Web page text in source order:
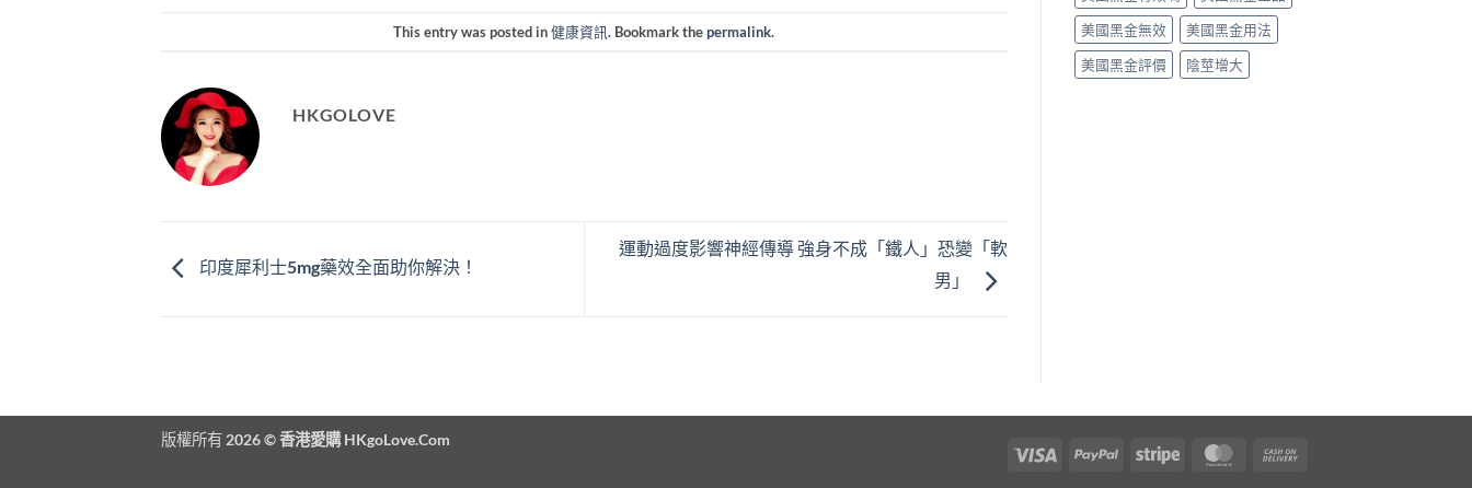
This entry was posted in健康資訊. Bookmark thepermalink.
HKGOLOVE
印度犀利士5mg藥效全面助你解決！
運動過度影響神經傳導 強身不成「鐵人」恐變「軟
男」
美國黑金無效
美國黑金用法
美國黑金評價
陰莖增大
Visa PayPal Stripe MasterCard
版權所有 2026 ©香港愛購 HKgoLove.Com